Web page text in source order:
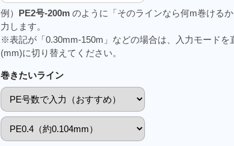
例） PE2号-200m のように「そのラインなら何m巻けるか
力します。
※表記が「0.30mm-150m」などの場合は、入力モードを
(mm)に切り替えてください。
巻きたいライン